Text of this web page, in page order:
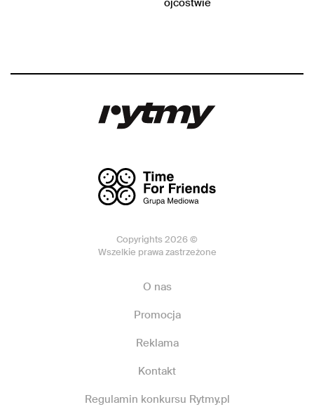
Copyrights 2026 ©
Wszelkie prawa zastrzeżone
O nas
Promocja
Reklama
Kontakt
Regulamin konkursu Rytmy.pl